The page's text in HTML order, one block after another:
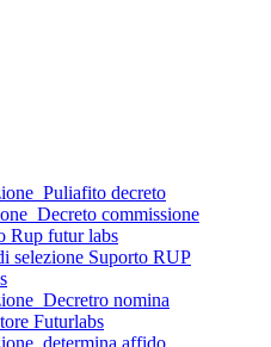
decreto
commissione
Rup futur labs
selezione Suporto RUP
nomina
Futurlabs